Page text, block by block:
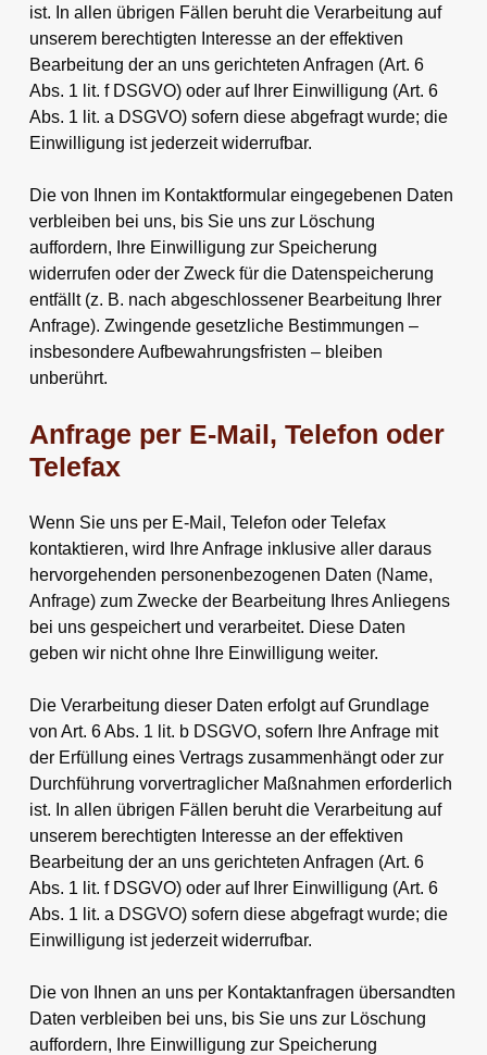
ist. In allen übrigen Fällen beruht die Verarbeitung auf
unserem berechtigten Interesse an der effektiven
Bearbeitung der an uns gerichteten Anfragen (Art. 6
Abs. 1 lit. f DSGVO) oder auf Ihrer Einwilligung (Art. 6
Abs. 1 lit. a DSGVO) sofern diese abgefragt wurde; die
Einwilligung ist jederzeit widerrufbar.
Die von Ihnen im Kontaktformular eingegebenen Daten
verbleiben bei uns, bis Sie uns zur Löschung
auffordern, Ihre Einwilligung zur Speicherung
widerrufen oder der Zweck für die Datenspeicherung
entfällt (z. B. nach abgeschlossener Bearbeitung Ihrer
Anfrage). Zwingende gesetzliche Bestimmungen –
insbesondere Aufbewahrungsfristen – bleiben
unberührt.
Anfrage per E-Mail, Telefon oder
Telefax
Wenn Sie uns per E-Mail, Telefon oder Telefax
kontaktieren, wird Ihre Anfrage inklusive aller daraus
hervorgehenden personenbezogenen Daten (Name,
Anfrage) zum Zwecke der Bearbeitung Ihres Anliegens
bei uns gespeichert und verarbeitet. Diese Daten
geben wir nicht ohne Ihre Einwilligung weiter.
Die Verarbeitung dieser Daten erfolgt auf Grundlage
von Art. 6 Abs. 1 lit. b DSGVO, sofern Ihre Anfrage mit
der Erfüllung eines Vertrags zusammenhängt oder zur
Durchführung vorvertraglicher Maßnahmen erforderlich
ist. In allen übrigen Fällen beruht die Verarbeitung auf
unserem berechtigten Interesse an der effektiven
Bearbeitung der an uns gerichteten Anfragen (Art. 6
Abs. 1 lit. f DSGVO) oder auf Ihrer Einwilligung (Art. 6
Abs. 1 lit. a DSGVO) sofern diese abgefragt wurde; die
Einwilligung ist jederzeit widerrufbar.
Die von Ihnen an uns per Kontaktanfragen übersandten
Daten verbleiben bei uns, bis Sie uns zur Löschung
auffordern, Ihre Einwilligung zur Speicherung